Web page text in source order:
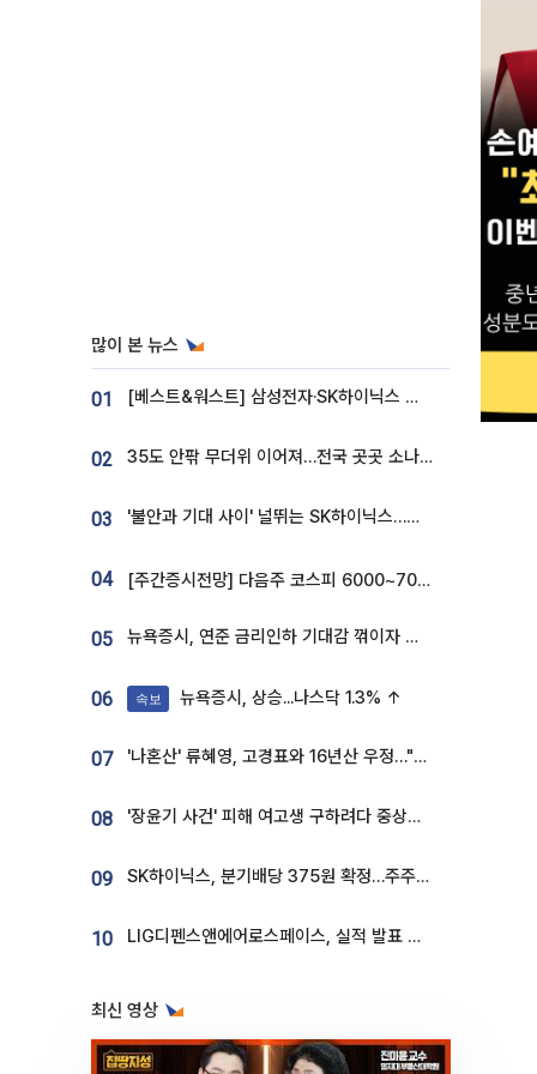
많이 본 뉴스
01 [베스트&워스트] 삼성전자·SK하이닉스 밀린 한 주…상상인증권은 85% 급등
02 35도 안팎 무더위 이어져…전국 곳곳 소나기 [오늘 날씨]
03 '불안과 기대 사이' 널뛰는 SK하이닉스…증권가 "HBM4·LTA 기반 펀터멘털 견고"
04 [주간증시전망] 다음주 코스피 6000~7000⋯“外人 수급은 정책이 변수”
05 뉴욕증시, 연준 금리인하 기대감 꺾이자 상승...S&P500 사상 최고치 [종합]
06 속보 뉴욕증시, 상승...나스닥 1.3% ↑
07 '나혼산' 류혜영, 고경표와 16년산 우정…"자취방서 부모님과 마주쳐"
08 '장윤기 사건' 피해 여고생 구하려다 중상…고교생 의상자 지정
09 SK하이닉스, 분기배당 375원 확정…주주환원책 9월로 앞당겨 발표
10 LIG디펜스앤에어로스페이스, 실적 발표 후 급락→반등⋯증권가 “28년까지 튼튼”
최신 영상